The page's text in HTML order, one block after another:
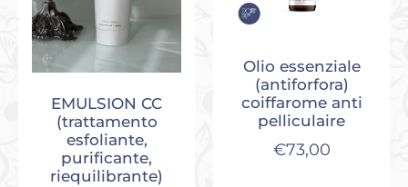
EMULSION CC
(trattamento
esfoliante,
purificante,
riequilibrante)
Olio essenziale
(antiforfora)
coiffarome anti
pelliculaire
€73,00